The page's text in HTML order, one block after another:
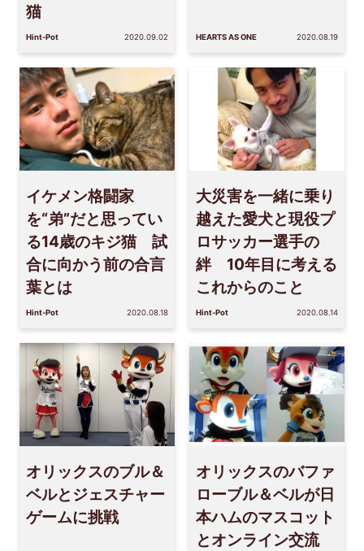
猫
Hint-Pot 2020.09.02 HEARTS AS ONE 2020.08.19
イケメン格闘家
を“弟”だと思ってい
る14歳のキジ猫 試
合に向かう前の合言
葉とは
Hint-Pot 2020.08.18
大災害を一緒に乗り
越えた愛犬と現役プ
ロサッカー選手の
絆 10年目に考える
これからのこと
Hint-Pot 2020.08.14
オリックスのブル＆
ベルとジェスチャー
ゲームに挑戦
オリックスのバファ
ローブル＆ベルが日
本ハムのマスコット
とオンライン交流